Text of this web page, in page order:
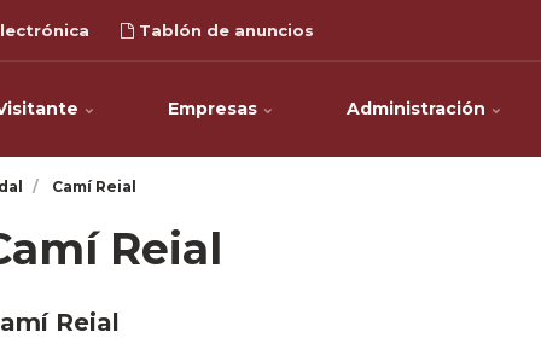
Tablón de anuncios
Empresas Administración
Camí Reial
Reial
Reial